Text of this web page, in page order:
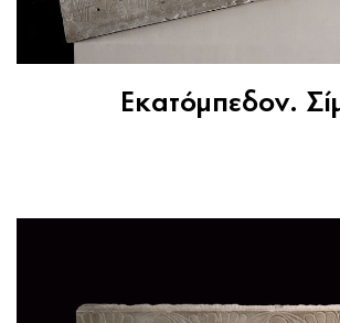
Εκατόμπεδον.